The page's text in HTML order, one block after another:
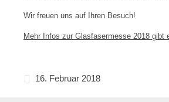
Wir freuen uns auf Ihren Besuch!
Mehr Infos zur Glasfasermesse 2018 gibt
16. Februar 2018